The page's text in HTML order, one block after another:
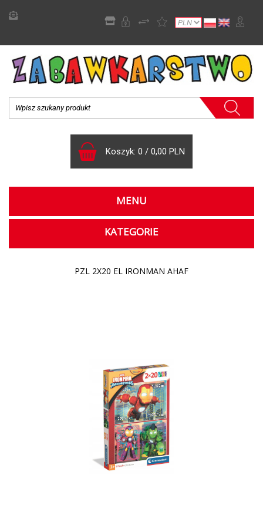
Koszyk: 0 / 0,00 PLN
MENU
KATEGORIE
PZL 2X20 EL IRONMAN AHAF